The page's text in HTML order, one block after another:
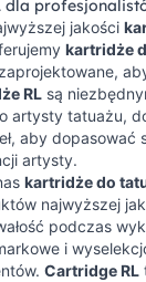
dla
jakości
kartridże
RL są
artysty tatuażu,
aby dopasować
artysty.
kartridże do
najwyższej
podczas
i
Cartridge RL